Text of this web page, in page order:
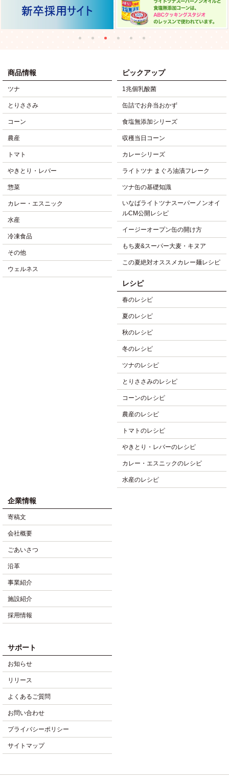
商品情報
ツナ
とりささみ
コーン
農産
トマト
やきとり・レバー
惣菜
カレー・エスニック
水産
冷凍食品
その他
ウェルネス
ピックアップ
1兆個乳酸菌
缶詰でお弁当おかず
食塩無添加シリーズ
収穫当日コーン
カレーシリーズ
ライトツナ まぐろ油漬フレーク
ツナ缶の基礎知識
いなばライトツナスーパーノンオイ
ルCM公開レシピ
イージーオープン缶の開け方
もち麦&スーパー大麦・キヌア
この夏絶対オススメカレー麺レシピ
レシピ
春のレシピ
夏のレシピ
秋のレシピ
冬のレシピ
ツナのレシピ
とりささみのレシピ
コーンのレシピ
農産のレシピ
トマトのレシピ
やきとり・レバーのレシピ
カレー・エスニックのレシピ
水産のレシピ
企業情報
寄稿文
会社概要
ごあいさつ
沿革
事業紹介
施設紹介
採用情報
サポート
お知らせ
リリース
よくあるご質問
お問い合わせ
プライバシーポリシー
サイトマップ